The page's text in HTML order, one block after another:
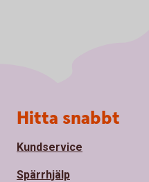
Sidfot
Hitta snabbt
Kundservice
Spärrhjälp